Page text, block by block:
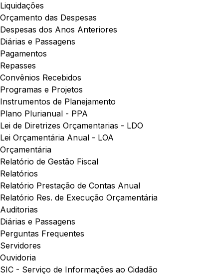
Liquidações
Orçamento das Despesas
Despesas dos Anos Anteriores
Diárias e Passagens
Pagamentos
Repasses
Convênios Recebidos
Programas e Projetos
Instrumentos de Planejamento
Plano Plurianual - PPA
Lei de Diretrizes Orçamentarias - LDO
Lei Orçamentária Anual - LOA
Orçamentária
Relatório de Gestão Fiscal
Relatórios
Relatório Prestação de Contas Anual
Relatório Res. de Execução Orçamentária
Auditorias
Diárias e Passagens
Perguntas Frequentes
Servidores
Ouvidoria
SIC - Serviço de Informações ao Cidadão